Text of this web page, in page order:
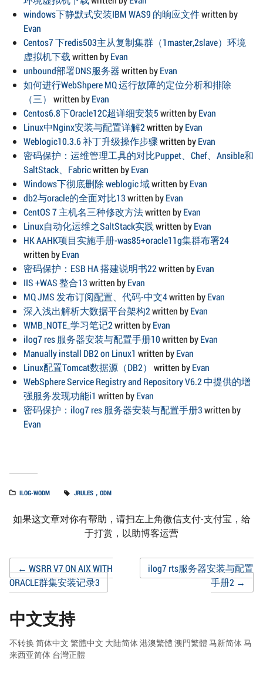
windows下静默式安装IBM WAS9 的晌应文件written by
Evan
Centos7 下redis503主从复制集群（1master,2slave）环境
虚拟机下载written byEvan
unbound部署DNS服务器written byEvan
如何进行WebShpere MQ 运行故障的定位分析和排除
（三）
written byEvan
Centos6.8下Oracle12C超详细安装5written byEvan
Linux中Nginx安装与配置详解2written byEvan
Weblogic10.3.6 补丁升级操作步骤written byEvan
密码保护：运维管理工具的对比Puppet、Chef、Ansible和
SaltStack、Fabricwritten byEvan
Windows下彻底删除 weblogic 域written byEvan
db2与oracle的全面对比13written byEvan
CentOS 7 主机名三种修改方法written byEvan
Linux自动化运维之SaltStack实践written byEvan
HK AAHK项目实施手册-was85+oracle11g集群布署24
written byEvan
密码保护：ESB HA 搭建说明书22written byEvan
IIS +WAS 整合13written byEvan
MQ JMS 发布订阅配置、代码-中文4written byEvan
深入浅出解析大数据平台架构2written byEvan
WMB_NOTE_学习笔记2written byEvan
ilog7 res 服务器安装与配置手册10written byEvan
Manually install DB2 on Linux1 written byEvan
Linux配置Tomcat数据源（DB2）
written byEvan
WebSphere Service Registry and Repository V6.2 中提供的增
强服务发现功能i1 written byEvan
密码保护：ilog7 res 服务器安装与配置手册3written by
Evan
ILOG-WODM JRULES，ODM
如果这文章对你有帮助，请扫左上角微信支付-支付宝，给
于打赏，以助博客运营
Post
navigation
← WSRR V7 ON AIX WITH
ORACLE群集安装记录3
ilog7 rts服务器安装与配置
手册2→
中文支持
不转换 简体中文 繁體中文 大陆简体港澳繁體 澳門繁體 马新简体马
来西亚简体 台灣正體